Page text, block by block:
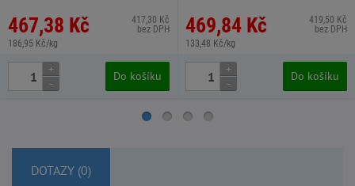
467,38 Kč
186,95 Kč/kg
417,30 Kč
bez DPH
+
-
Do košíku
469,84 Kč
133,48 Kč/kg
419,50 Kč
bez DPH
+
-
Do košíku
DOTAZY (0)